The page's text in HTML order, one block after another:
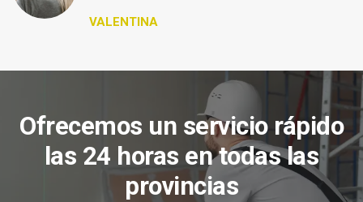
VALENTINA
Ofrecemos un servicio rápido
las 24 horas en todas las
provincias